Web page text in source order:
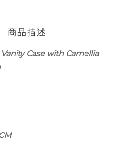
商品描述
Vanity Case with Camellia